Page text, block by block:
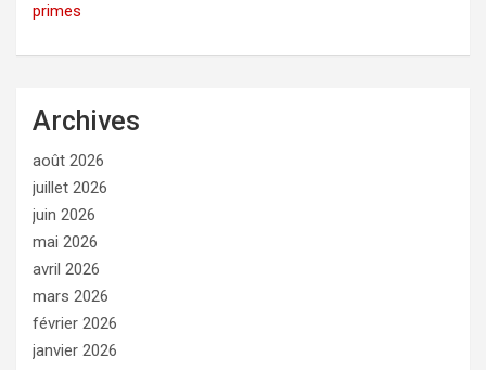
primes
Archives
août 2026
juillet 2026
juin 2026
mai 2026
avril 2026
mars 2026
février 2026
janvier 2026